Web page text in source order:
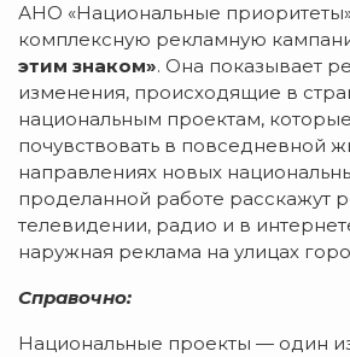
АНО «Национальные приоритеты»
комплексную рекламную
этим знаком». Она показывает
изменения, происходящие в
национальным проектам,
почувствовать в повседневной
направлениях новых
проделанной работе расскажут
телевидении, радио и в
наружная реклама на улицах
Справочно:
Национальные проекты — один